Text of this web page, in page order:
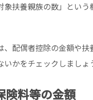
象扶養親族の数」とい
、配偶者控除の金額や扶
いかをチェックしましょ
険料等の金額